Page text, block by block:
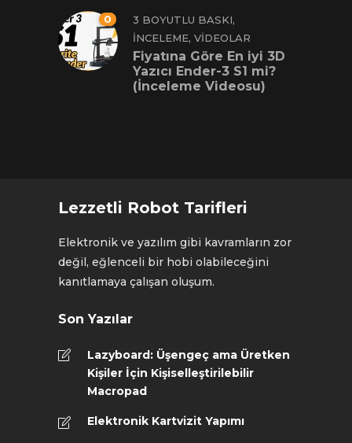
0 3 BOYUTLU BASKI,
İNCELEME, VIDEOLAR
Fiyatına Göre En iyi 3D
Yazıcı Ender-3 S1 mi?
(İnceleme Videosu)
Lezzetli Robot Tarifleri
Elektronik ve yazılım gibi kavramların zor
değil, eğlenceli bir hobi olabileceğini
kanıtlamaya çalışan oluşum.
Son Yazılar
Lazyboard: Üşengeç ama Üretken
Kişiler İçin Kişiselleştirilebilir
Macropad
Elektronik Kartvizit Yapımı